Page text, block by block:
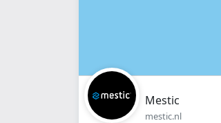
Mestic
mestic.nl